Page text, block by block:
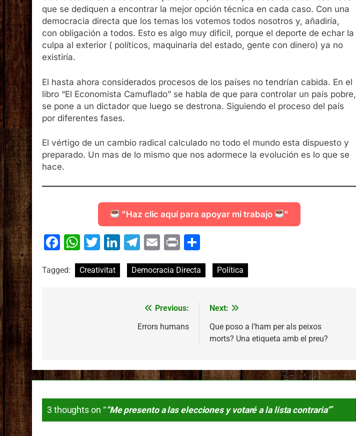
que se dediquen a encontrar la mejor opción técnica en cada caso. Con una
democracia directa que los temas los votemos todos nosotros y, añadiría,
con obligación a todos. Esto es algo muy difícil, porque el deporte de echar la
culpa al exterior ( políticos, maquinaria del estado, gente con dinero) ya no
existiría.
El hasta ahora considerados procesos de los países no tendrían cabida. En el
libro “El Economista Camuflado” se habla de que para controlar un país pobre,
se pone a un dictador que luego se destrona. Siguiendo el proceso del país
por diferentes fases.
El vértigo de un cambio radical calculado no todo el mundo esta dispuesto y
preparado. Un mas de lo mismo que nos adormece la evolución es lo que se
hace.
"Haz clic aquí para apoyar mi trabajo "
Facebook
WhatsApp
Twitter
LinkedIn
Telegram
Email
Print
Tagged: Creativitat Democracia Directa Política
Previous:
Errors humans
Next:
Que poso a l’ham per als peixos
morts? Una etiqueta amb el preu?
3 thoughts on ““Me presento a las elecciones y votaré a la lista contraria””